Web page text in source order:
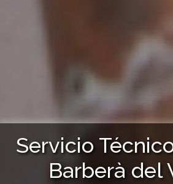
Servicio
Barberà del